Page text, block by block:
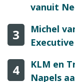
vanuit
3
Michel
4
KLM en
Napels